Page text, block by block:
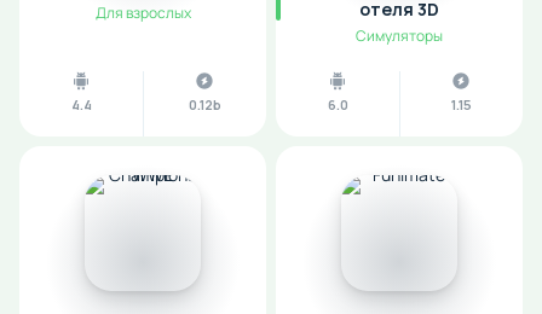
Для взрослых
4.4 0.12b
отеля 3D
Симуляторы
6.0 1.15